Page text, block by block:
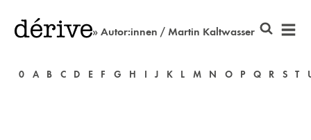
» Autor:innen / Martin Kaltwasser
0 A B C D E F G H I J K L M N O P Q R S T